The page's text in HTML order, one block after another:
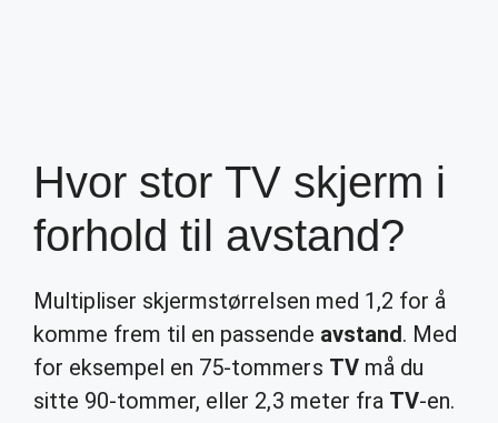
Hvor stor TV skjerm i
forhold til avstand?
Multipliser skjermstørrelsen med 1,2 for å
komme frem til en passende avstand. Med
for eksempel en 75-tommers TVmå du
sitte 90-tommer, eller 2,3 meter fra TV-en.